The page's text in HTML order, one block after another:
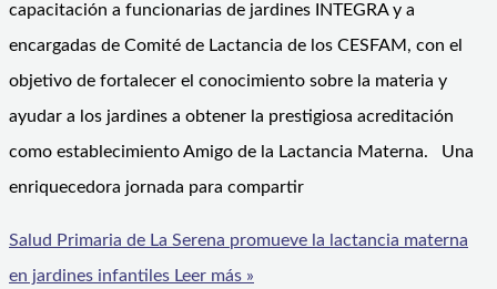
capacitación a funcionarias de jardines INTEGRA y a
encargadas de Comité de Lactancia de los CESFAM, con el
objetivo de fortalecer el conocimiento sobre la materia y
ayudar a los jardines a obtener la prestigiosa acreditación
como establecimiento Amigo de la Lactancia Materna. Una
enriquecedora jornada para compartir
Salud Primaria de La Serena promueve la lactancia materna
en jardines infantiles Leer más »